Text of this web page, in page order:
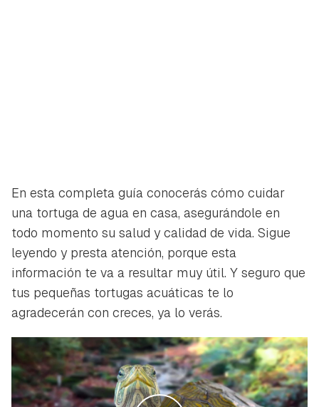
En esta completa guía conocerás cómo cuidar
una tortuga de agua en casa, asegurándole en
todo momento su salud y calidad de vida. Sigue
leyendo y presta atención, porque esta
información te va a resultar muy útil. Y seguro que
tus pequeñas tortugas acuáticas te lo
agradecerán con creces, ya lo verás.